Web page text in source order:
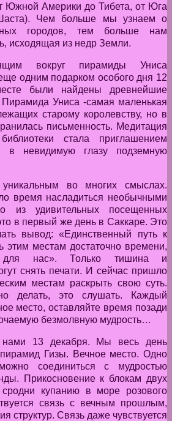
Южной Америки до Тибета, от Юга
Чем больше мы узнаем о
городов, тем больше нам
исходящая из недр Земли.
вокруг пирамиды Униса
одним подарком особого дня 12
были найдены древнейшие
Пирамида Униса -самая маленькая
старому королевству, но в
письменность. Медитация
стала приглашением
в невидимую глазу подземную
во многих смыслах.
время насладиться необычными
из удивительных посещенных
в первый же день в Саккаре. Это
вывод: «Единственный путь к
местам достаточно времени,
для нас». Только тишина и
снять печати. И сейчас пришло
местам раскрыть свою суть.
делать, это слушать. Каждый
место, оставляйте время позади
безмолвную мудрость…
нами 13 декабря. Мы весь день
Гизы. Вечное место. Одно
соединиться с мудростью
Прикосновение к блокам двух
купанию в море розового
связь с вечным прошлым,
структур. Связь даже чувствуется